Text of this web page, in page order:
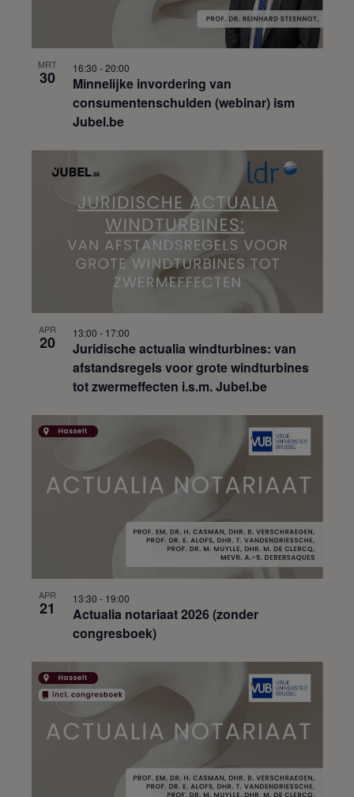
MRT
30
Minnelijke invordering van
consumentenschulden (webinar) ism
Jubel.be
16:30 - 20:00
APR
20
Juridische actualia windturbines: van
afstandsregels voor grote windturbines
tot zwermeffecten i.s.m. Jubel.be
13:00 - 17:00
APR
21
Actualia notariaat 2026 (zonder
congresboek)
13:30 - 19:00